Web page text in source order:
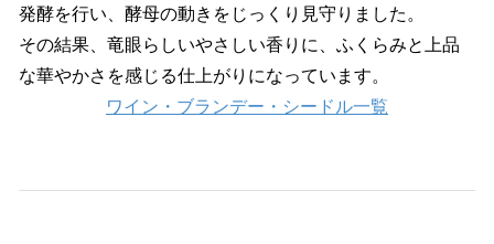
発酵を行い、酵母の動きをじっくり見守りました。
その結果、竜眼らしいやさしい香りに、ふくらみと上品
な華やかさを感じる仕上がりになっています。
ワイン・ブランデー・シードル一覧